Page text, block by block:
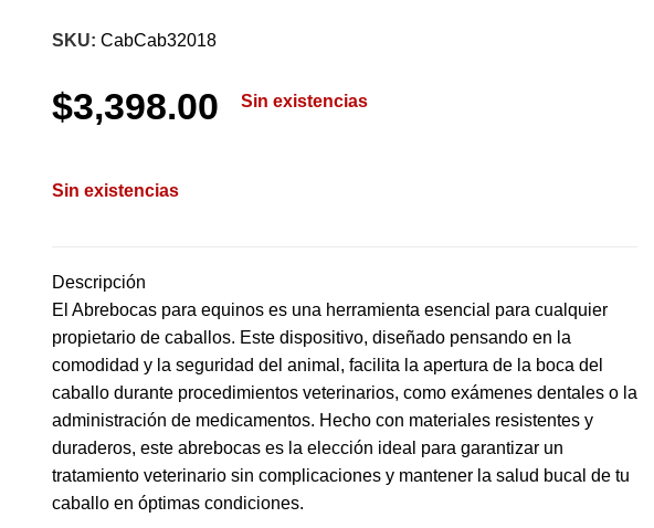
SKU: CabCab32018
$3,398.00 Sin existencias
Sin existencias
Descripción
El Abrebocas para equinos es una herramienta esencial para cualquier
propietario de caballos. Este dispositivo, diseñado pensando en la
comodidad y la seguridad del animal, facilita la apertura de la boca del
caballo durante procedimientos veterinarios, como exámenes dentales o la
administración de medicamentos. Hecho con materiales resistentes y
duraderos, este abrebocas es la elección ideal para garantizar un
tratamiento veterinario sin complicaciones y mantener la salud bucal de tu
caballo en óptimas condiciones.